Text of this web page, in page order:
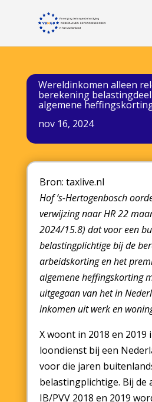
Wereldinkomen alleen
berekening
algemene
nov 16, 2024
Bron: taxlive.nl
Hof ‘s-Hertogenbosch
verwijzing naar HR 22
2024/15.8) dat voor een
belastingplichtige bij de
arbeidskorting en het
algemene heffingskorting
uitgegaan van het in
inkomen uit werk en
X woont in 2018 en 2019
loondienst bij een
voor die jaren
belastingplichtige. Bij de
IB/PVV 2018 en 2019